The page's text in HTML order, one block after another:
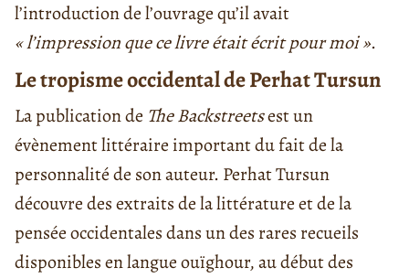
l’introduction de l’ouvrage qu’il avait
« l’impression que ce livre était écrit pour moi ».
Le tropisme occidental de Perhat Tursun
La publication de The Backstreetsest un
évènement littéraire important du fait de la
personnalité de son auteur. Perhat Tursun
découvre des extraits de la littérature et de la
pensée occidentales dans un des rares recueils
disponibles en langue ouïghour, au début des